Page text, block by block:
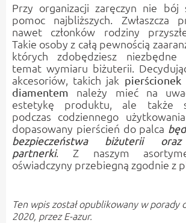
Przy organizacji zaręczyn nie
pomoc najbliższych. Zwłaszcza
nawet członków rodziny
Takie osoby z całą pewnością
których zdobędziesz niezbędne
temat wymiaru biżuterii.
akcesoriów, takich jak pierścionek
diamentem należy mieć na
estetykę produktu, ale także
podczas codziennego
dopasowany pierścień do palca
bezpieczeństwa biżuterii oraz
partnerki. Z naszym
oświadczyny przebiegną zgodnie z
Ten wpis został opublikowany wporady
2020, przez E-azur.